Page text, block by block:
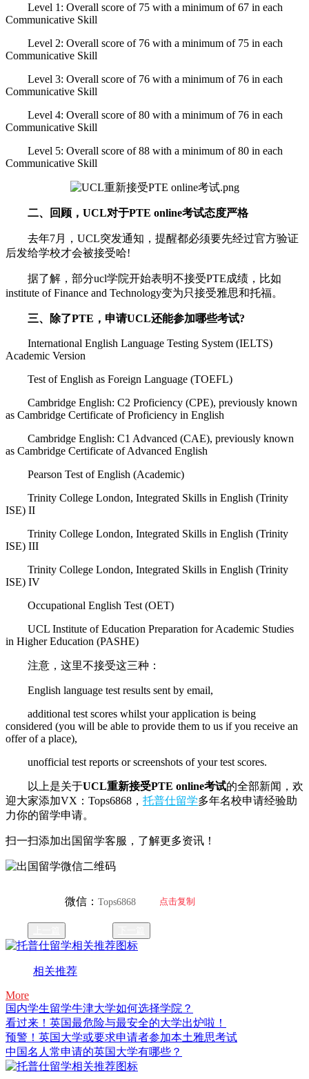
Level 1: Overall score of 75 with a minimum of 67 in each
Communicative Skill
Level 2: Overall score of 76 with a minimum of 75 in each
Communicative Skill
Level 3: Overall score of 76 with a minimum of 76 in each
Communicative Skill
Level 4: Overall score of 80 with a minimum of 76 in each
Communicative Skill
Level 5: Overall score of 88 with a minimum of 80 in each
Communicative Skill
二、回顾，UCL对于PTE online考试态度严格
去年7月，UCL突发通知，提醒都必须要先经过官方验证
后发给学校才会被接受哈!
据了解，部分ucl学院开始表明不接受PTE成绩，比如
institute of Finance and Technology变为只接受雅思和托福。
三、除了PTE，申请UCL还能参加哪些考试?
International English Language Testing System (IELTS)
Academic Version
Test of English as Foreign Language (TOEFL)
Cambridge English: C2 Proficiency (CPE), previously known
as Cambridge Certificate of Proficiency in English
Cambridge English: C1 Advanced (CAE), previously known
as Cambridge Certificate of Advanced English
Pearson Test of English (Academic)
Trinity College London, Integrated Skills in English (Trinity
ISE) II
Trinity College London, Integrated Skills in English (Trinity
ISE) III
Trinity College London, Integrated Skills in English (Trinity
ISE) IV
Occupational English Test (OET)
UCL Institute of Education Preparation for Academic Studies
in Higher Education (PASHE)
注意，这里不接受这三种：
English language test results sent by email,
additional test scores whilst your application is being
considered (you will be able to provide them to us if you receive an
offer of a place),
unofficial test reports or screenshots of your test scores.
以上是关于UCL重新接受PTE online考试的全部新闻，欢
迎大家添加VX：Tops6868， 托普仕留学多年名校申请经验助
力你的留学申请。
扫一扫添加出国留学客服，了解更多资讯！
微信：Tops6868 点击复制
相关推荐
More
国内学生留学牛津大学如何选择学院？
看过来！英国最危险与最安全的大学出炉啦！
预警！英国大学或要求申请者参加本土雅思考试
中国名人常申请的英国大学有哪些？